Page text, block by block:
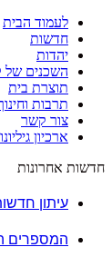
לעמוד הבית
חדשות
יהדות
השכנים
תוצרת בית
תרבות
צור קשר
ארכיון
חדשות אחרונות
עיתון
המספרים